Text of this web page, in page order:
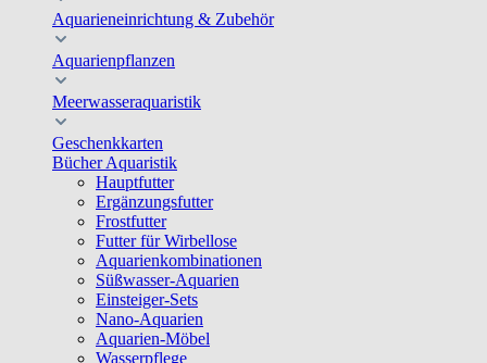
Aquarieneinrichtung & Zubehör
Aquarienpflanzen
Meerwasseraquaristik
Geschenkkarten
Bücher Aquaristik
Hauptfutter
Ergänzungsfutter
Frostfutter
Futter für Wirbellose
Aquarienkombinationen
Süßwasser-Aquarien
Einsteiger-Sets
Nano-Aquarien
Aquarien-Möbel
Wasserpflege